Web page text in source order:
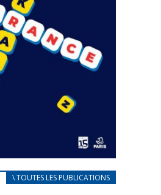
\ TOUTES LES PUBLICATIONS